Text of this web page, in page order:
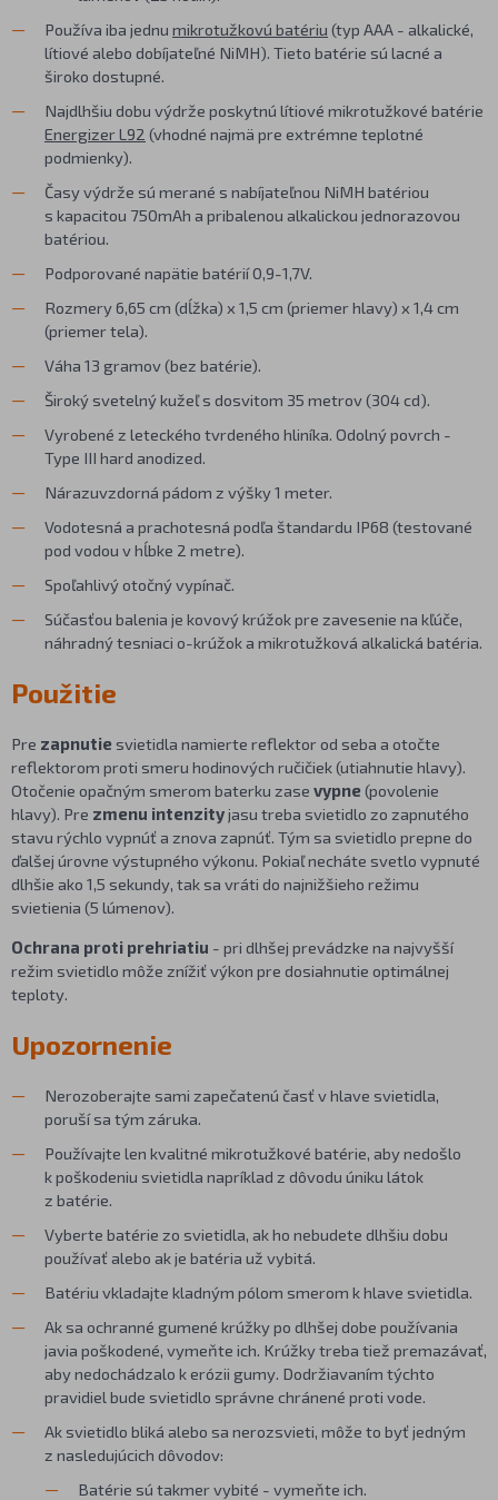
Používa iba jednu mikrotužkovú batériu (typ AAA - alkalické,
lítiové alebo dobíjateľné NiMH). Tieto batérie sú lacné a
široko dostupné.
Najdlhšiu dobu výdrže poskytnú lítiové mikrotužkové batérie
Energizer L92 (vhodné najmä pre extrémne teplotné
podmienky).
Časy výdrže sú merané s nabíjateľnou NiMH batériou
s kapacitou 750mAh a pribalenou alkalickou jednorazovou
batériou.
Podporované napätie batérií 0,9-1,7V.
Rozmery 6,65 cm (dĺžka) x 1,5 cm (priemer hlavy) x 1,4 cm
(priemer tela).
Váha 13 gramov (bez batérie).
Široký svetelný kužeľ s dosvitom 35 metrov (304 cd).
Vyrobené z leteckého tvrdeného hliníka. Odolný povrch -
Type III hard anodized.
Nárazuvzdorná pádom z výšky 1 meter.
Vodotesná a prachotesná podľa štandardu IP68 (testované
pod vodou v hĺbke 2 metre).
Spoľahlivý otočný vypínač.
Súčasťou balenia je kovový krúžok pre zavesenie na kľúče,
náhradný tesniaci o-krúžok a mikrotužková alkalická batéria.
Použitie
Pre zapnutie svietidla namierte reflektor od seba a otočte
reflektorom proti smeru hodinových ručičiek (utiahnutie hlavy).
Otočenie opačným smerom baterku zase vypne(povolenie
hlavy). Pre zmenu intenzityjasu treba svietidlo zo zapnutého
stavu rýchlo vypnúť a znova zapnúť. Tým sa svietidlo prepne do
ďalšej úrovne výstupného výkonu. Pokiaľ necháte svetlo vypnuté
dlhšie ako 1,5 sekundy, tak sa vráti do najnižšieho režimu
svietienia (5 lúmenov).
Ochrana proti prehriatiu - pri dlhšej prevádzke na najvyšší
režim svietidlo môže znížiť výkon pre dosiahnutie optimálnej
teploty.
Upozornenie
Nerozoberajte sami zapečatenú časť v hlave svietidla,
poruší sa tým záruka.
Používajte len kvalitné mikrotužkové batérie, aby nedošlo
k poškodeniu svietidla napríklad z dôvodu úniku látok
z batérie.
Vyberte batérie zo svietidla, ak ho nebudete dlhšiu dobu
používať alebo ak je batéria už vybitá.
Batériu vkladajte kladným pólom smerom k hlave svietidla.
Ak sa ochranné gumené krúžky po dlhšej dobe používania
javia poškodené, vymeňte ich. Krúžky treba tiež premazávať,
aby nedochádzalo k erózii gumy. Dodržiavaním týchto
pravidiel bude svietidlo správne chránené proti vode.
Ak svietidlo bliká alebo sa nerozsvieti, môže to byť jedným
z nasledujúcich dôvodov:
Batérie sú takmer vybité - vymeňte ich.